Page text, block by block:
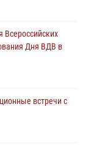
Всероссийских
Дня ВДВ в
встречи с